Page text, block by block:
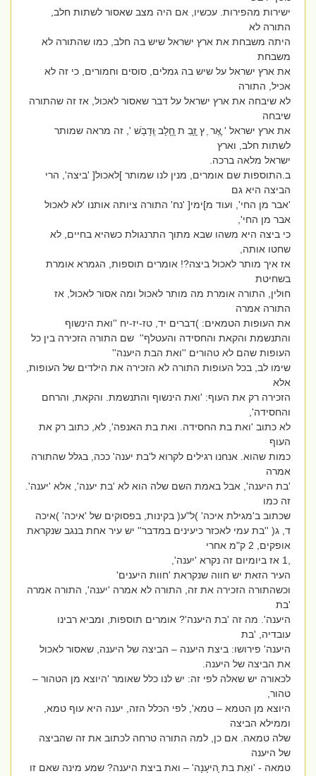
ישירות מהפירות. עכשיו, אם היה מצב שאסור לשתות חלב,
התורה לא
היתה משבחת את ארץ ישראל שיש בה חלב, כמו שהתורה לא
משבחת
את ארץ ישראל על שיש בה גמלים, סוסים וחמורים, כי זה לא
אכיל, התורה
לא שיבחה את ארץ ישראל על דבר שאסור לאכול, אז זה שהתורה
שיבחה
את ארץ ישראל ' ֶֶאֶר ֶ ץ ָזַָבַ ת ָחָָלָב ְּוְּדָבָׁשׁ ', זה מראה שמותר
לשתות חלב, וארץ
ישראל מלאה ברכה.
ב.התוספות שם אומרים, מנין לנו שמותר ]לאכול[ 'ביצה', הרי
הביצה היא גם
'אבר מן החי', ועוד מ]ימי[ 'נח' התורה ציותה אותנו 'לא לאכול
אבר מן החי',
כי ביצה היא משהו שבא מתוך התרנגולת כשהיא בחיים, לא
שחטו אותה,
אז איך מותר לאכול ביצה?! אומרים תוספות, הגמרא אומרת
בשחיטת
חולין, התורה אומרת מה מותר לאכול ומה אסור לאכול, אז
התורה אמרה
את העופות הטמאים: )דברים יד, טז-יז-יח ''ואת הינשוף
והתנשמת והקאת והחסידה והעטלף'' שם התורה הזכירה בין כל
העופות שהם לא טהורים ''ואת הבת היענה''
שימו לב, בכל העופות התורה לא הזכירה את הילדים של העופות,
אלא
הזכירה רק את העוף: 'ואת הינשוף והתנשמת. והקאת, והרחם
והחסידה',
לא כתוב 'ואת בת החסידה. ואת בת האנפה', לא, כתוב רק את
העוף
כמות שהוא. אנחנו רגילים לקרוא ל'בת יענה' ככה, בגלל שהתורה
אמרה
'בת היענה', אבל באמת השם שלה הוא לא 'בת יענה', אלא 'יענה'.
זה כמו
שכתוב ב'מגילת איכה' )ל"ע( בקינות, בפסוקים של 'איכה' )איכה
ד, ג( ''בת עמי לאכזר כיעינים במדבר'' יש עיר אחת בנגב שנקראת
אופקים, 2 ק"מ אחרי
העיר הזאת יש חווה שנקראת 'חוות היענים'
וכשהתורה הזכירה את זה, התורה לא אמרה 'יענה', התורה אמרה
'בת
היענה'. מה זה 'בת היענה'? אומרים תוספות, ומביא רבינו
עובדיה, 'בת
היענה' פירושו: ביצת היענה – הביצה של היענה, שאסור לאכול
את הביצה של היענה.
לכאורה יש שאלה לפי זה: יש לנו כלל שאומר 'היוצא מן הטהור –
טהור,
היוצא מן הטמא – טמא', לפי הכלל הזה, יענה היא עוף טמא,
וממילא הביצה
שלה טמאה. אם כן, למה התורה טרחה לכתוב את זה שהביצה
של היענה
טמאה - 'ואֵת בת ַַהיעָנָה' – ואת ביצת היענה? שמע מינה שאם זו